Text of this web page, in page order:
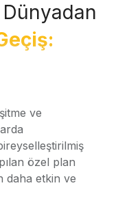
Dünyadan
ve
özel plan
daha etkin ve